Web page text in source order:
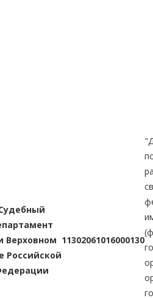
Верховном
Российской
11302061016000130